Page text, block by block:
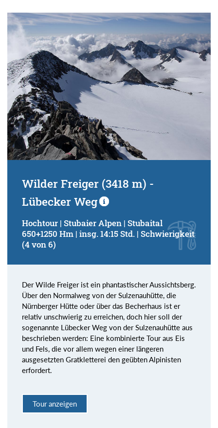
Wilder Freiger (3418 m) -
Lübecker Weg
Hochtour | Stubaier Alpen | Stubaital
650+1250 Hm | insg. 14:15 Std. | Schwierigkeit
(4 von 6)
Der Wilde Freiger ist ein phantastischer Aussichtsberg.
Über den Normalweg von der Sulzenauhütte, die
Nürnberger Hütte oder über das Becherhaus ist er
relativ unschwierig zu erreichen, doch hier soll der
sogenannte Lübecker Weg von der Sulzenauhütte aus
beschrieben werden: Eine kombinierte Tour aus Eis
und Fels, die vor allem wegen einer längeren
ausgesetzten Gratkletterei den geübten Alpinisten
erfordert.
Tour anzeigen